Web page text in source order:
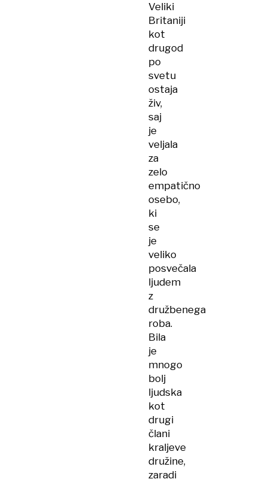
Veliki
Britaniji
kot
drugod
po
svetu
ostaja
živ,
saj
je
veljala
za
zelo
empatično
osebo,
ki
se
je
veliko
posvečala
ljudem
z
družbenega
roba.
Bila
je
mnogo
bolj
ljudska
kot
drugi
člani
kraljeve
družine,
zaradi